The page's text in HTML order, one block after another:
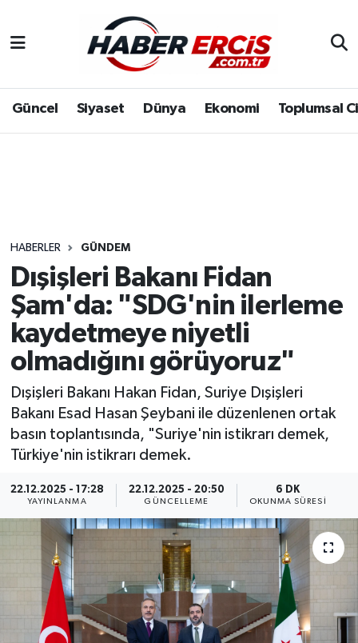
Güncel Siyaset Dünya Ekonomi Toplumsal
HABERLER GÜNDEM
Dışişleri Bakanı Fidan
Şam'da: "SDG'nin ilerleme
kaydetmeye niyetli
olmadığını görüyoruz"
Dışişleri Bakanı Hakan Fidan, Suriye Dışişleri
Bakanı Esad Hasan Şeybani ile düzenlenen ortak
basın toplantısında, "Suriye'nin istikrarı demek,
Türkiye'nin istikrarı demek.
22.12.2025 - 17:28
YAYINLANMA
22.12.2025 - 20:50
GÜNCELLEME
6 DK
OKUNMA SÜRESI